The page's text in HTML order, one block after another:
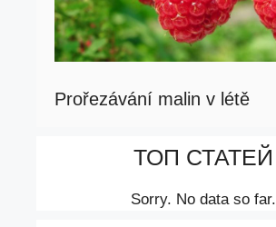
Prořezávání malin v létě
ТОП СТАТЕЙ
Sorry. No data so far.